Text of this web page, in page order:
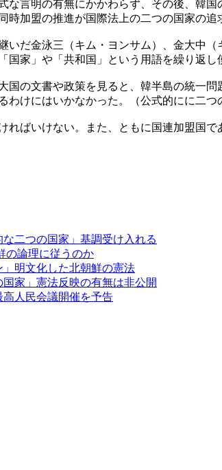
言明の有無にかかわらず、その後、韓
加盟の推進が国際法上の二つの国家の
だ金泳三（キム・ヨンサム）、金大中
家」や「共和国」という用語を繰り返し
の文書や政策を見ると、韓半島の統一
けにはいかなかった。（公式的にに二つ
ばいけない。また、ともに国連加盟国
二つの国家」基調受け入れる
の論理に従うのか
」明文化した北朝鮮の憲法
家」憲法反映の有無は非公開
人民会議開催を予告